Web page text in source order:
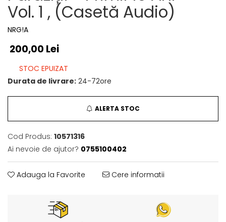
Vol. 1 , (Casetă Audio)
NRG!A
200,00 Lei
STOC EPUIZAT
Durata de livrare: 24-72ore
ALERTA STOC
Cod Produs: 10571316
Ai nevoie de ajutor? 0755100402
Adauga la Favorite Cere informatii